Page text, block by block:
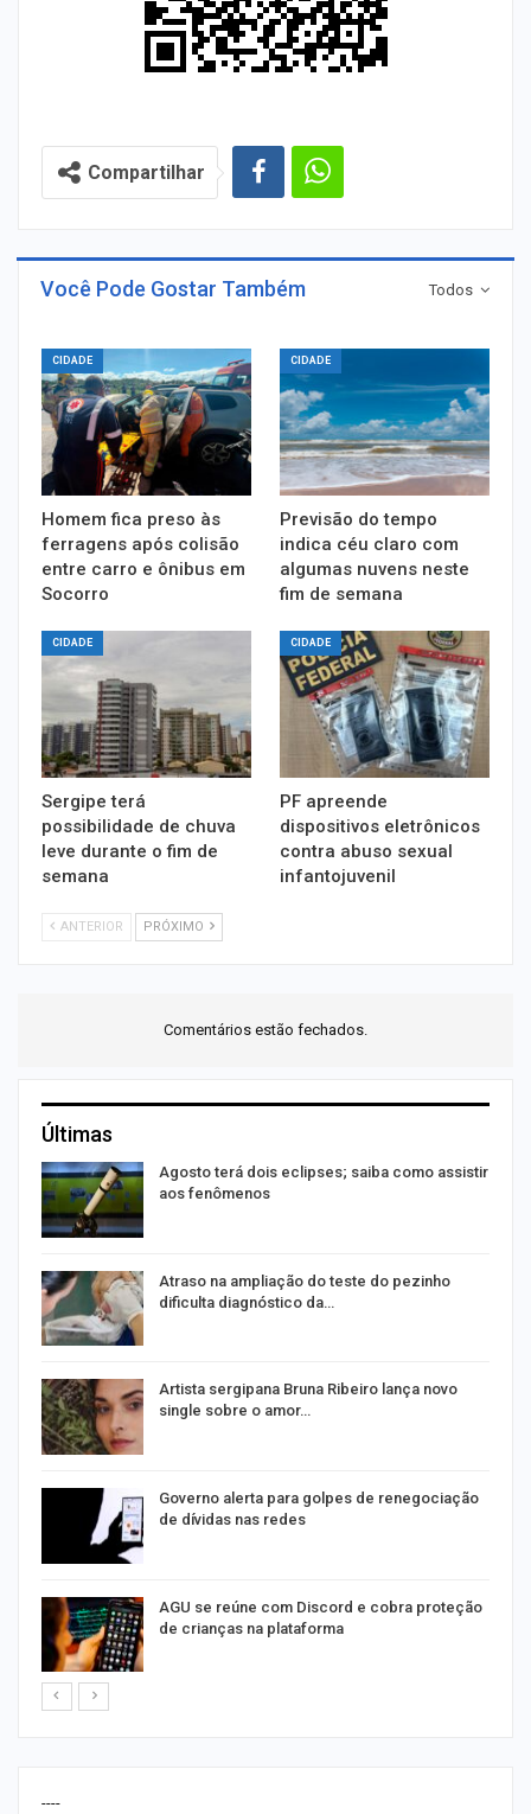
Compartilhar
Todos
Você Pode Gostar Também
CIDADE
Homem fica preso às
ferragens após colisão
entre carro e ônibus em
Socorro
CIDADE
Previsão do tempo
indica céu claro com
algumas nuvens neste
fim de semana
CIDADE
Sergipe terá
possibilidade de chuva
leve durante o fim de
semana
CIDADE
PF apreende
dispositivos eletrônicos
contra abuso sexual
infantojuvenil
ANTERIOR PRÓXIMO
Comentários estão fechados.
Últimas
Agosto terá dois eclipses; saiba como assistir
aos fenômenos
Atraso na ampliação do teste do pezinho
dificulta diagnóstico da…
Artista sergipana Bruna Ribeiro lança novo
single sobre o amor…
Governo alerta para golpes de renegociação
de dívidas nas redes
AGU se reúne com Discord e cobra proteção
de crianças na plataforma
----